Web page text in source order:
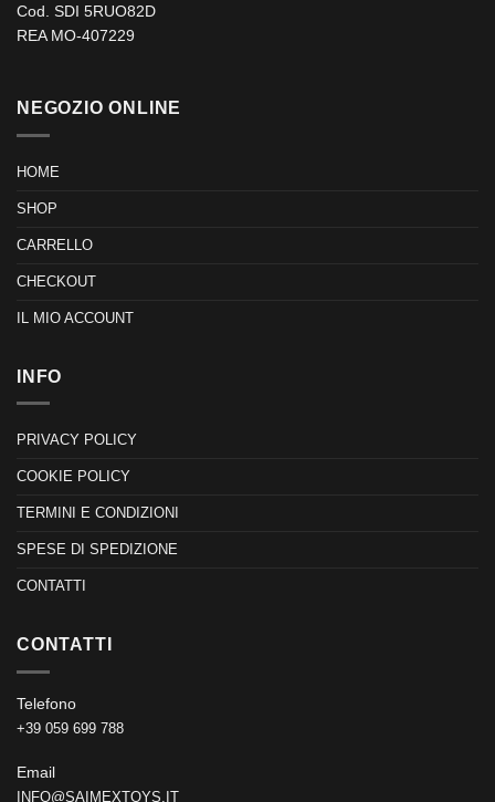
Cod. SDI 5RUO82D
REA MO-407229
NEGOZIO ONLINE
HOME
SHOP
CARRELLO
CHECKOUT
IL MIO ACCOUNT
INFO
PRIVACY POLICY
COOKIE POLICY
TERMINI E CONDIZIONI
SPESE DI SPEDIZIONE
CONTATTI
CONTATTI
Telefono
+39 059 699 788
Email
INFO@SAIMEXTOYS.IT